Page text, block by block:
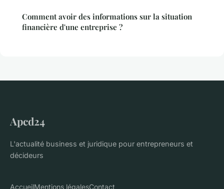
Comment avoir des informations sur la situation
financière d'une entreprise ?
Apcd24
L'actualité business et juridique pour entrepreneurs et
décideurs
AccueilMentions légalesContact